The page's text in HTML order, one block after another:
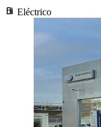
local_gas_station Eléctrico